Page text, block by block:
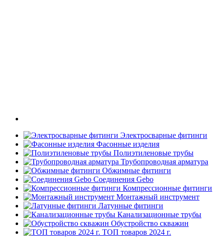
Электросварные фитинги
Фасонные изделия
Полиэтиленовые трубы
Трубопроводная арматура
Обжимные фитинги
Соединения Gebo
Компрессионные фитинги
Монтажный инструмент
Латунные фитинги
Канализационные трубы
Обустройство скважин
ТОП товаров 2024 г.